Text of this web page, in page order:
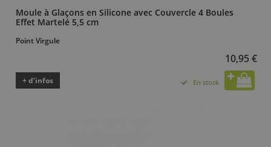
Moule à Glaçons en Silicone avec Couvercle 4 Boules
Effet Martelé 5,5 cm
Point Virgule
10,95 €
+ d’infos En stock